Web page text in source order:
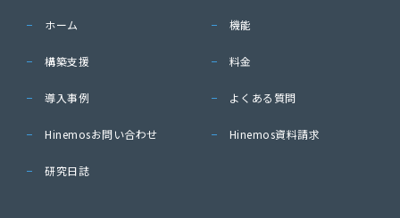
ホーム 機能
構築支援 料金
導入事例 よくある質問
Hinemosお問い合わせ Hinemos資料請求
研究日誌